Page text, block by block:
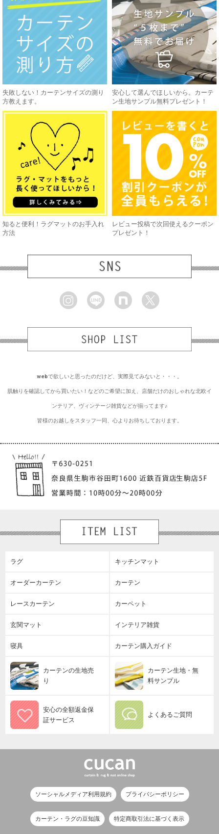
失敗しない！カーテンサイズの測り
方教えます。
安心して選んでほしいから。カーテ
ン生地サンプル無料プレゼント！
知ると便利！ラグマットのお手入れ
方法
レビュー投稿で次回使えるクーポン
プレゼント！
webで欲しいと思ったのだけど、実際見てみないと・・・。
肌触りを確認してから買いたい！などのご希望に加え、店舗だけのおしゃれな北欧イ
ンテリア、ヴィンテージ雑貨などが揃ってます♪
皆様のお越しをスタッフ一同、心よりお待ちしております。
ラグ キッチンマット
オーダーカーテン カーテン
レースカーテン カーペット
玄関マット インテリア雑貨
寝具 カーテン購入ガイド
カーテンの生地売
り
カーテン生地・無
料サンプル
安心の全額返金保
証サービス
よくあるご質問
ソーシャルメディア利用規約 プライバシーポリシー
カーテン・ラグの豆知識 特定商取引法に基づく表示